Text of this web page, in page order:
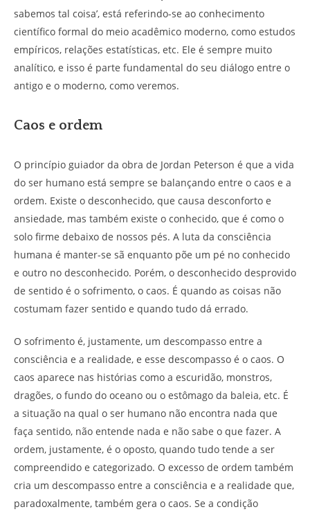
sabemos tal coisa’, está referindo-se ao conhecimento
científico formal do meio acadêmico moderno, como estudos
empíricos, relações estatísticas, etc. Ele é sempre muito
analítico, e isso é parte fundamental do seu diálogo entre o
antigo e o moderno, como veremos.
Caos e ordem
O princípio guiador da obra de Jordan Peterson é que a vida
do ser humano está sempre se balançando entre o caos e a
ordem. Existe o desconhecido, que causa desconforto e
ansiedade, mas também existe o conhecido, que é como o
solo firme debaixo de nossos pés. A luta da consciência
humana é manter-se sã enquanto põe um pé no conhecido
e outro no desconhecido. Porém, o desconhecido desprovido
de sentido é o sofrimento, o caos. É quando as coisas não
costumam fazer sentido e quando tudo dá errado.
O sofrimento é, justamente, um descompasso entre a
consciência e a realidade, e esse descompasso é o caos. O
caos aparece nas histórias como a escuridão, monstros,
dragões, o fundo do oceano ou o estômago da baleia, etc. É
a situação na qual o ser humano não encontra nada que
faça sentido, não entende nada e não sabe o que fazer. A
ordem, justamente, é o oposto, quando tudo tende a ser
compreendido e categorizado. O excesso de ordem também
cria um descompasso entre a consciência e a realidade que,
paradoxalmente, também gera o caos. Se a condição